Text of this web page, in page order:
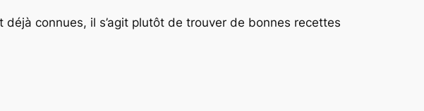
déjà connues, il s’agit plutôt de trouver de bonnes recettes